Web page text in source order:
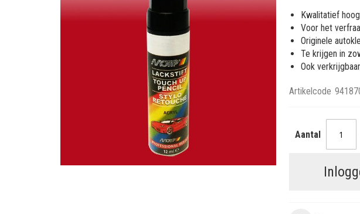
van
de
Kwalitatief
Voor het
Originele
Te krijgen in
Ook
Artikelcode
Aantal